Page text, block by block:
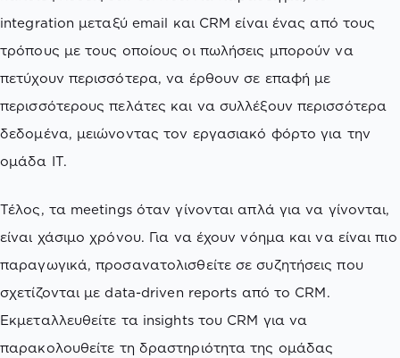
integration μεταξύ email και CRM είναι ένας από τους
τρόπους με τους οποίους οι πωλήσεις μπορούν να
πετύχουν περισσότερα, να έρθουν σε επαφή με
περισσότερους πελάτες και να συλλέξουν περισσότερα
δεδομένα, μειώνοντας τον εργασιακό φόρτο για την
ομάδα ΙΤ.
Τέλος, τα meetings όταν γίνονται απλά για να γίνονται,
είναι χάσιμο χρόνου. Για να έχουν νόημα και να είναι πιο
παραγωγικά, προσανατολισθείτε σε συζητήσεις που
σχετίζονται με data-driven reports από το CRM.
Εκμεταλλευθείτε τα insights του CRM για να
παρακολουθείτε τη δραστηριότητα της ομάδας